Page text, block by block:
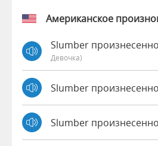
Американское
Slumber
Девочка)
Slumber
Slumber